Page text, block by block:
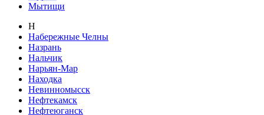
Мытищи
Н
Набережные Челны
Назрань
Нальчик
Нарьян-Мар
Находка
Невинномысск
Нефтекамск
Нефтеюганск